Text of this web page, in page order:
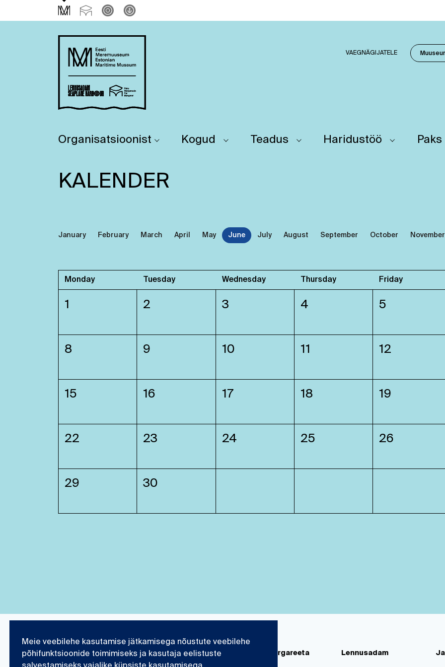
VAEGNÄGIJATELE
Organisatsioonist Kogud Teadus Haridustöö
KALENDER
January February March April May June July August September October November
Monday Tuesday Wednesday Thursday Friday
1 2 3 4 5
8 9 10 11 12
15 16 17 18 19
22 23 24 25 26
29 30
Eesti Meremuuseum Teadustöö ja kogud Paks Margareeta Lennusadam
Meie veebilehe kasutamise jätkamisega nõustute veebilehe
põhifunktsioonide toimimiseks ja kasutaja eelistuste